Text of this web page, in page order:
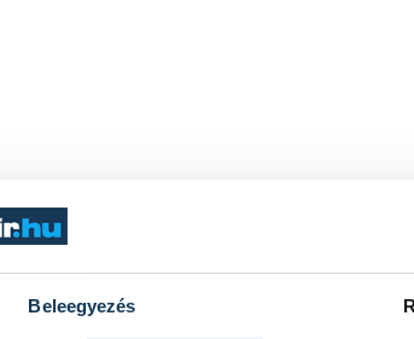
Beleegyezés